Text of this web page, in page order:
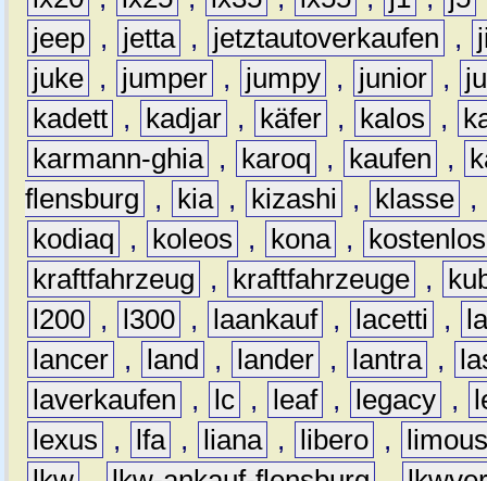
jeep , jetta , jetztautoverkaufen ,
juke , jumper , jumpy , junior ,
kadett , kadjar , käfer , kalos ,
karmann-ghia , karoq , kaufen ,
flensburg
, kia , kizashi , klasse ,
kodiaq
, koleos , kona ,
kostenlos
kraftfahrzeug
, kraftfahrzeuge ,
l200 , l300 , laankauf , lacetti ,
lancer , land , lander , lantra ,
laverkaufen
, lc , leaf , legacy ,
lexus
, lfa , liana , libero ,